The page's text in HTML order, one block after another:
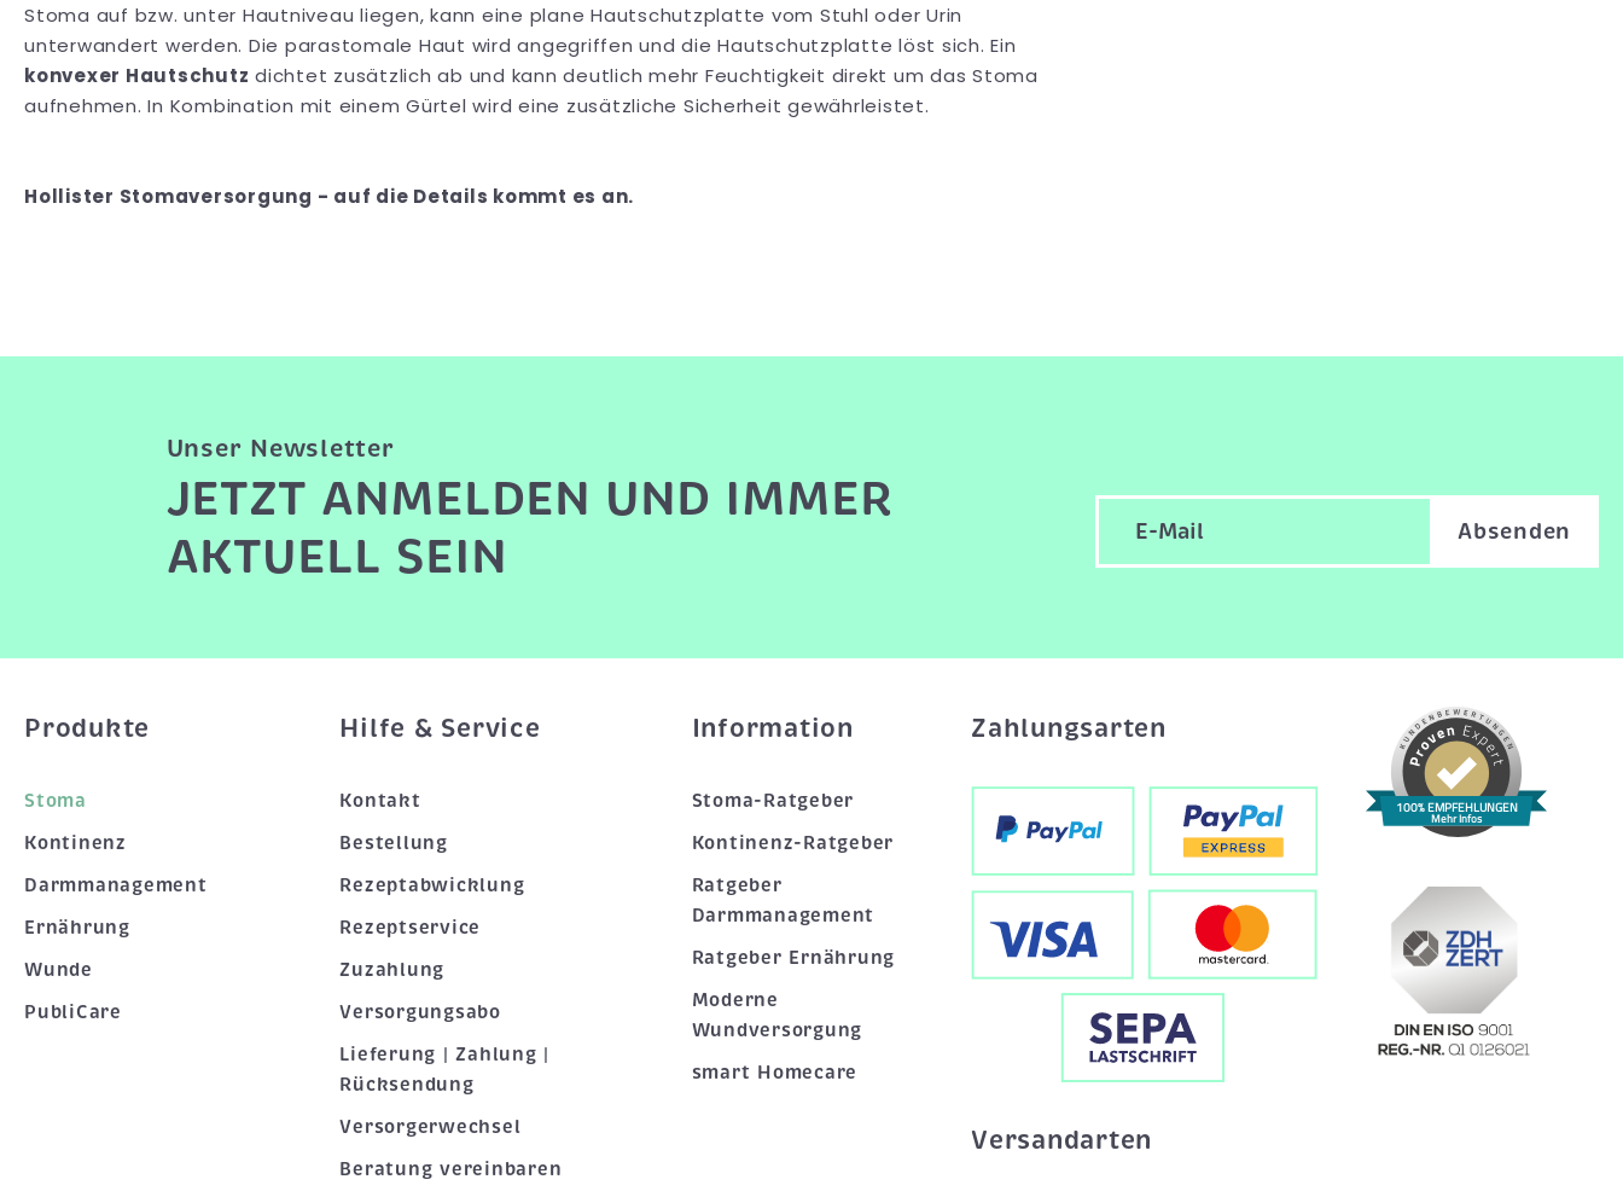
Stoma auf bzw. unter Hautniveau liegen, kann eine plane Hautschutzplatte vom Stuhl oder Urin
unterwandert werden. Die parastomale Haut wird angegriffen und die Hautschutzplatte löst sich. Ein
konvexer Hautschutz dichtet zusätzlich ab und kann deutlich mehr Feuchtigkeit direkt um das Stoma
aufnehmen. In Kombination mit einem Gürtel wird eine zusätzliche Sicherheit gewährleistet.
Hollister Stomaversorgung - auf die Details kommt es an.
Unser Newsletter
JETZT ANMELDEN UND IMMER
AKTUELL SEIN
Absenden
Produkte
Stoma
Kontinenz
Darmmanagement
Ernährung
Wunde
PubliCare
Hilfe & Service
Kontakt
Bestellung
Rezeptabwicklung
Rezeptservice
Zuzahlung
Versorgungsabo
Lieferung | Zahlung |
Rücksendung
Versorgerwechsel
Beratung vereinbaren
Information
Stoma-Ratgeber
Kontinenz-Ratgeber
Ratgeber
Darmmanagement
Ratgeber Ernährung
Moderne
Wundversorgung
smart Homecare
Zahlungsarten
Versandarten
100% EMPFEHLUNGEN
Mehr Infos